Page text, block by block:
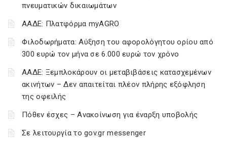
πνευματικών δικαιωμάτων
ΑΑΔΕ: Πλατφόρμα myAGRO
Φιλοδωρήματα: Αύξηση του αφορολόγητου ορίου από
300 ευρώ τον μήνα σε 6.000 ευρώ τον χρόνο
ΑΑΔΕ: Ξεμπλοκάρουν οι μεταβιβάσεις κατασχεμένων
ακινήτων – Δεν απαιτείται πλέον πλήρης εξόφληση
της οφειλής
Πόθεν έσχες – Ανακοίνωση για έναρξη υποβολής
Σε λειτουργία το gov.gr messenger